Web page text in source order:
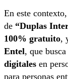
En este contexto,
de “Duplas
100% gratuito,
Entel, que
digitales en
para personas